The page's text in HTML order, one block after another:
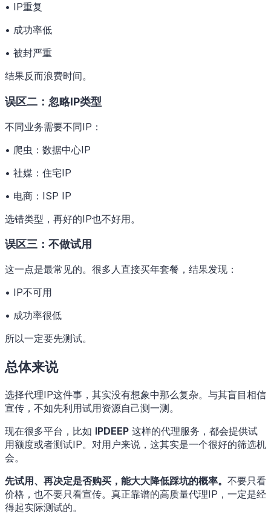
• IP重复
• 成功率低
• 被封严重
结果反而浪费时间。
误区二：忽略IP类型
不同业务需要不同IP：
• 爬虫：数据中心IP
• 社媒：住宅IP
• 电商：ISP IP
选错类型，再好的IP也不好用。
误区三：不做试用
这一点是最常见的。很多人直接买年套餐，结果发现：
• IP不可用
• 成功率很低
所以一定要先测试。
总体来说
选择代理IP这件事，其实没有想象中那么复杂。与其盲目相信
宣传，不如先利用试用资源自己测一测。
现在很多平台，比如 IPDEEP 这样的代理服务，都会提供试
用额度或者测试IP。对用户来说，这其实是一个很好的筛选机
会。
先试用、再决定是否购买，能大大降低踩坑的概率。 不要只看
价格，也不要只看宣传。真正靠谱的高质量代理IP，一定是经
得起实际测试的。